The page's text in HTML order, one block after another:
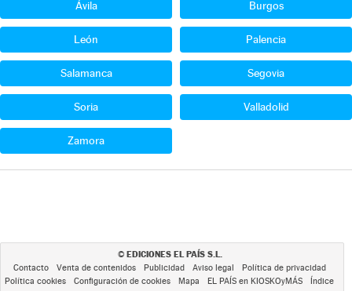
Ávila Burgos
León Palencia
Salamanca Segovia
Soria Valladolid
Zamora
© EDICIONES EL PAÍS S.L.
Contacto Venta de contenidos Publicidad Aviso legal
Política de privacidad
Política cookies
Configuración de cookies Mapa EL PAÍS en KIOSKOyMÁS
Índice